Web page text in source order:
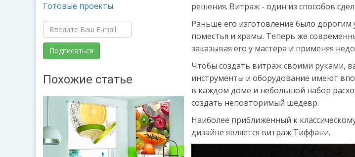
Готовые проекты
Похожие статье
решения. Витраж - один из способов
Раньше его изготовление было
поместья и храмы. Теперь же
заказывая его у мастера и применяя
Чтобы создать витраж своими руками,
инструменты и оборудование имеют
в каждом доме и небольшой набор
создать неповторимый шедевр.
Наиболее приближенный к
дизайне является витраж Тиффани.